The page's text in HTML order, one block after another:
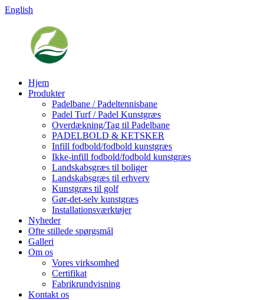
English
Hjem
Produkter
Padelbane / Padeltennisbane
Padel Turf / Padel Kunstgræs
Overdækning/Tag til Padelbane
PADELBOLD & KETSKER
Infill fodbold/fodbold kunstgræs
Ikke-infill fodbold/fodbold kunstgræs
Landskabsgræs til boliger
Landskabsgræs til erhverv
Kunstgræs til golf
Gør-det-selv kunstgræs
Installationsværktøjer
Nyheder
Ofte stillede spørgsmål
Galleri
Om os
Vores virksomhed
Certifikat
Fabrikrundvisning
Kontakt os